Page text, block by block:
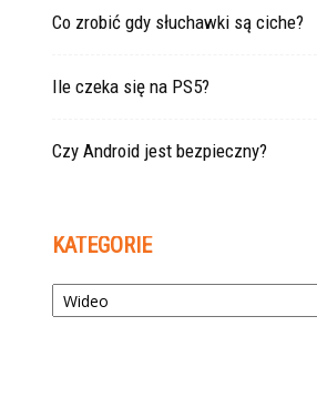
Co zrobić gdy słuchawki są ciche?
Ile czeka się na PS5?
Czy Android jest bezpieczny?
KATEGORIE
Kategorie